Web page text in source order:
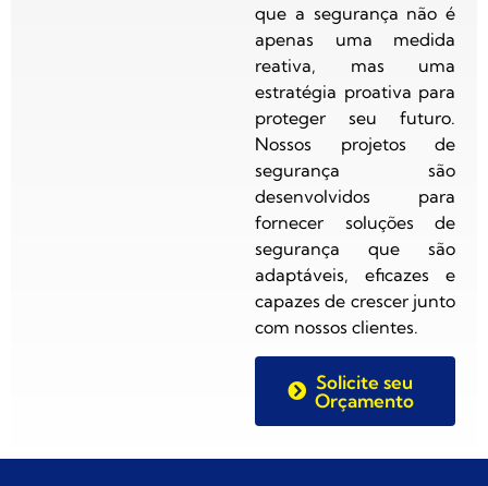
que a segurança não é
apenas uma medida
reativa, mas uma
estratégia proativa para
proteger seu futuro.
Nossos projetos de
segurança são
desenvolvidos para
fornecer soluções de
segurança que são
adaptáveis, eficazes e
capazes de crescer junto
com nossos clientes.
Solicite seu
Orçamento